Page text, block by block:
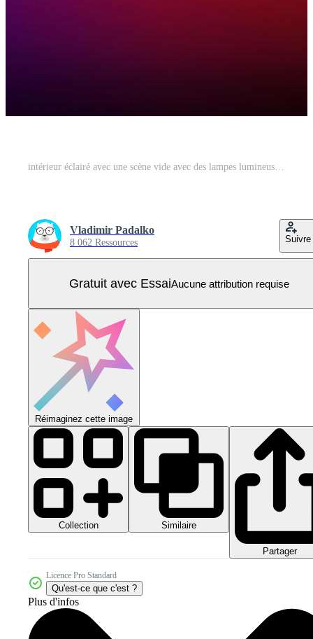
intérieur éclairé avec une scène vide avec des lampes lumineuses au néon. illustration vectorielle 3d Vecteur Pro
Vladimir Padalko
8 062 Ressources Suivre
Gratuit avec EssaiAucune attribution requise
Réimaginez cette image
Collection Similaire
Partager
Licence Pro Standard
Qu'est-ce que c'est ?
Plus d'infos